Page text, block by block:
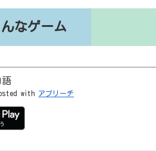
なゲーム
語
with アプリーチ